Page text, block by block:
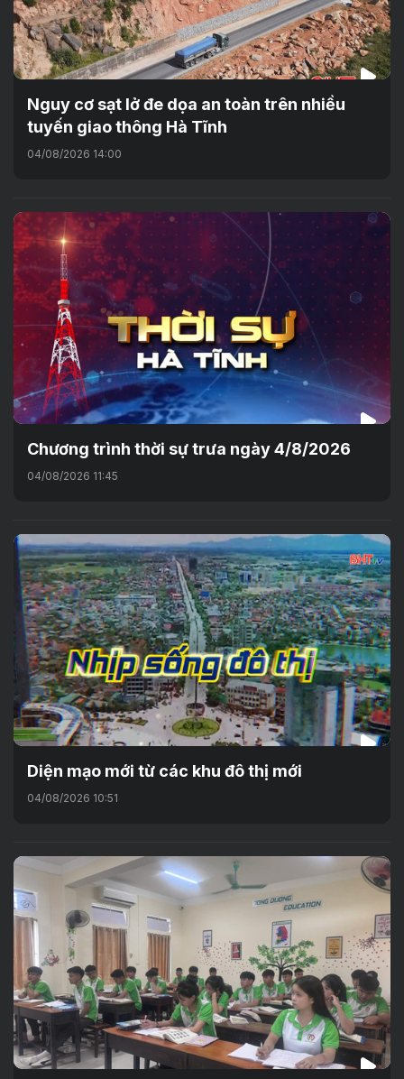
Nguy cơ sạt lở đe dọa an toàn trên nhiều
tuyến giao thông Hà Tĩnh
04/08/2026 14:00
Chương trình thời sự trưa ngày 4/8/2026
04/08/2026 11:45
Diện mạo mới từ các khu đô thị mới
04/08/2026 10:51